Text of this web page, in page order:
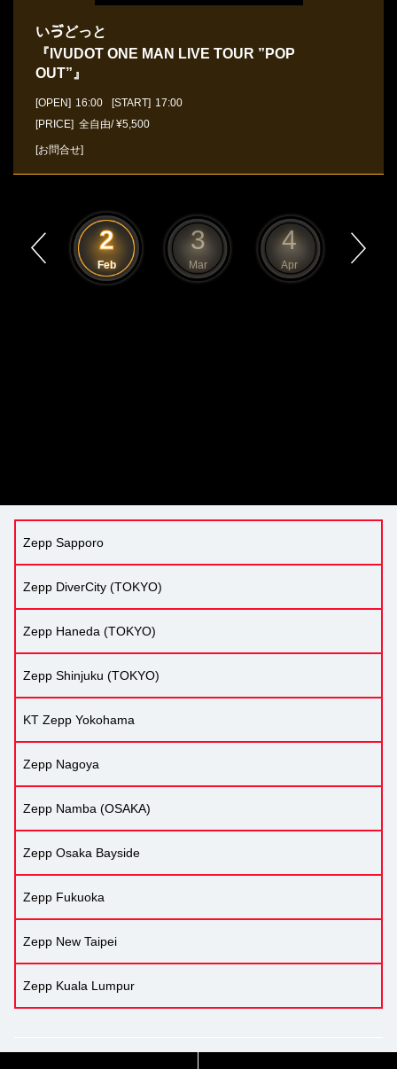
いゔどっと
『IVUDOT ONE MAN LIVE TOUR ”POP
OUT”』
[OPEN] 16:00 [START] 17:00
[PRICE] 全自由/ ¥5,500
[お問合せ]
2
Feb
3
Mar
4
Apr
Zepp Sapporo
Zepp DiverCity (TOKYO)
Zepp Haneda (TOKYO)
Zepp Shinjuku (TOKYO)
KT Zepp Yokohama
Zepp Nagoya
Zepp Namba (OSAKA)
Zepp Osaka Bayside
Zepp Fukuoka
Zepp New Taipei
Zepp Kuala Lumpur